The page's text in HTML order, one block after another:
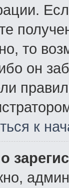
то
он
к